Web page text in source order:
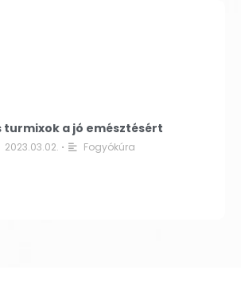
turmixok a jó emésztésért
2023.03.02. • Fogyókúra